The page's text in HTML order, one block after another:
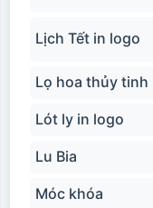
Lịch Tết in logo
Lọ hoa thủy tinh
Lót ly in logo
Lu Bia
Móc khóa